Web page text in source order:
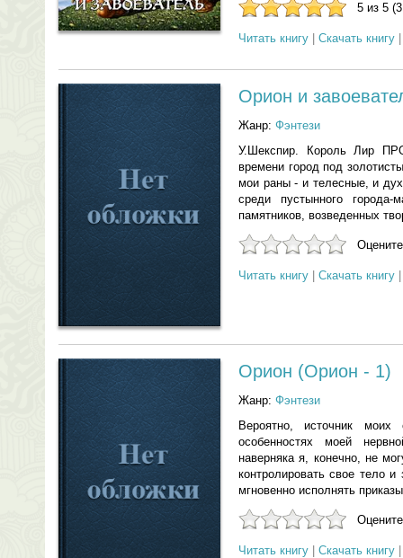
5 из 5
Читать книгу Скачать книгу
Орион и
Жанр: Фэнтези
У.Шекспир. Король Лир
времени город под
мои раны - и телесные, и
среди пустынного
памятников, возведенных
Читать книгу Скачать книгу
Орион (Орион - 1)
Жанр: Фэнтези
Вероятно, источник моих
особенностях моей
наверняка я, конечно, не
контролировать свое тело
мгновенно исполнять
Читать книгу Скачать книгу